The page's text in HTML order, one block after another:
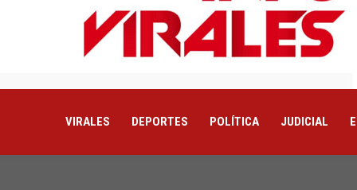
VIRALES DEPORTES POLÍTICA JUDICIAL